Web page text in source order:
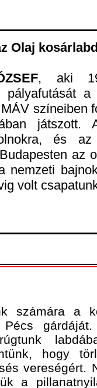
Olaj
, aki
pályafutását a
színeiben
játszott.
és az
az
nemzeti
volt
számára a
gárdáját.
hogy
vereségért.
a